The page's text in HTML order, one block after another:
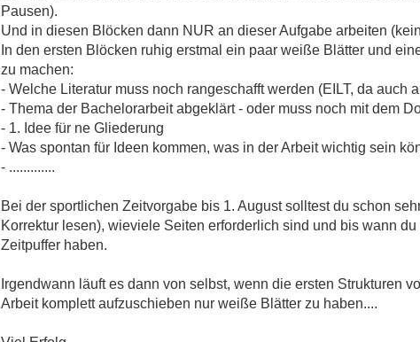
Pausen).
Und in diesen Blöcken dann NUR an dieser Aufgabe arbeiten
In den ersten Blöcken ruhig erstmal ein paar weiße Blätter und
zu machen:
- Welche Literatur muss noch rangeschafft werden (EILT, da auch
- Thema der Bachelorarbeit abgeklärt - oder muss noch mit dem
- 1. Idee für ne Gliederung
- Was spontan für Ideen kommen, was in der Arbeit wichtig sein
- .............
Bei der sportlichen Zeitvorgabe bis 1. August solltest du schon
Korrektur lesen), wieviele Seiten erforderlich sind und bis wann
Zeitpuffer haben.
Irgendwann läuft es dann von selbst, wenn die ersten Strukturen
Arbeit komplett aufzuschieben nur weiße Blätter zu haben....